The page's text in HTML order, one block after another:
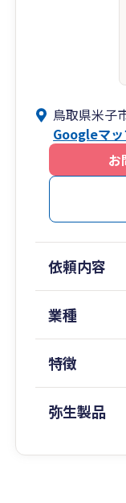
鳥取県米子
Googleマ
お
依頼内容
業種
特徴
弥生製品